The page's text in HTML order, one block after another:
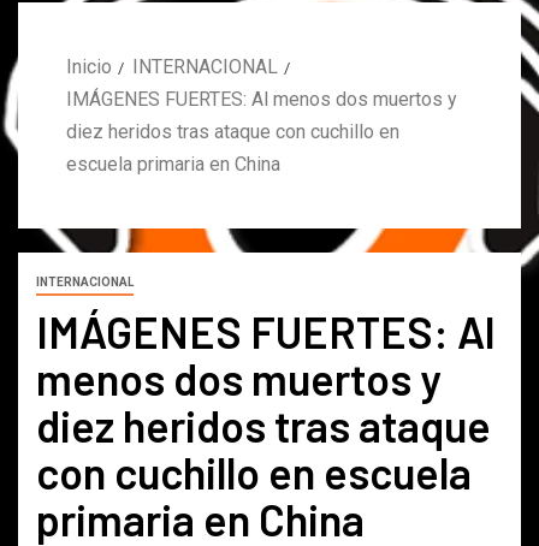
Inicio
INTERNACIONAL
IMÁGENES FUERTES: Al menos dos muertos y
diez heridos tras ataque con cuchillo en
escuela primaria en China
INTERNACIONAL
IMÁGENES FUERTES: Al
menos dos muertos y
diez heridos tras ataque
con cuchillo en escuela
primaria en China